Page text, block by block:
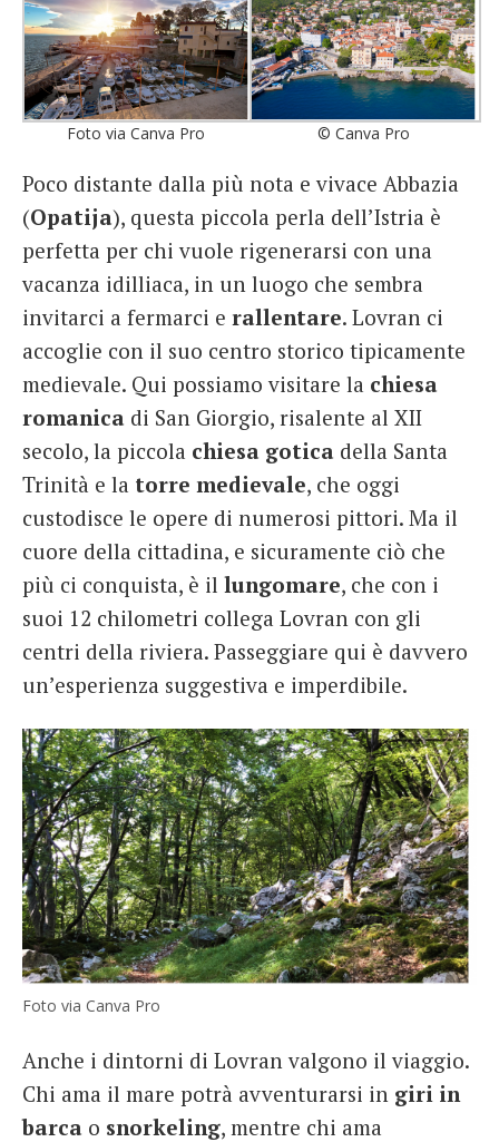
Foto via Canva Pro © Canva Pro
Poco distante dalla più nota e vivace Abbazia
(Opatija), questa piccola perla dell’Istria è
perfetta per chi vuole rigenerarsi con una
vacanza idilliaca, in un luogo che sembra
invitarci a fermarci e rallentare. Lovran ci
accoglie con il suo centro storico tipicamente
medievale. Qui possiamo visitare la chiesa
romanica di San Giorgio, risalente al XII
secolo, la piccola chiesa gotica della Santa
Trinità e la torre medievale, che oggi
custodisce le opere di numerosi pittori. Ma il
cuore della cittadina, e sicuramente ciò che
più ci conquista, è il lungomare, che con i
suoi 12 chilometri collega Lovran con gli
centri della riviera. Passeggiare qui è davvero
un’esperienza suggestiva e imperdibile.
Foto via Canva Pro
Anche i dintorni di Lovran valgono il viaggio.
Chi ama il mare potrà avventurarsi in giri in
barca o snorkeling, mentre chi ama